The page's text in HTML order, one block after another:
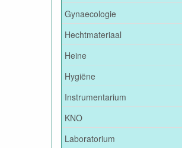
Gynaecologie
Hechtmateriaal
Heine
Hygiëne
Instrumentarium
KNO
Laboratorium